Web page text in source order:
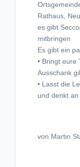
Rathaus,
es gibt
mitbringen
Es gibt ein
• Bringt eure
Ausschank
• Lasst die
und denkt
von Martin